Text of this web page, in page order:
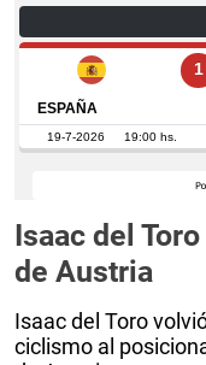
Isaac del
de Austria
Isaac del Toro
ciclismo al